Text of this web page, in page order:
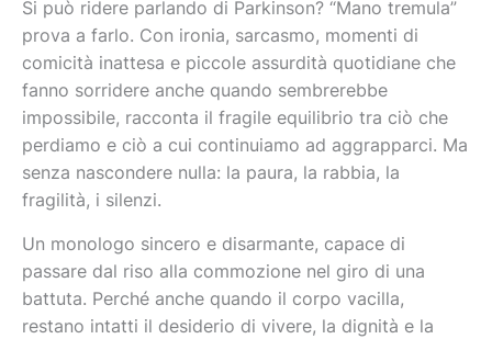
Si può ridere parlando di Parkinson? “Mano tremula”
prova a farlo. Con ironia, sarcasmo, momenti di
comicità inattesa e piccole assurdità quotidiane che
fanno sorridere anche quando sembrerebbe
impossibile, racconta il fragile equilibrio tra ciò che
perdiamo e ciò a cui continuiamo ad aggrapparci. Ma
senza nascondere nulla: la paura, la rabbia, la
fragilità, i silenzi.
Un monologo sincero e disarmante, capace di
passare dal riso alla commozione nel giro di una
battuta. Perché anche quando il corpo vacilla,
restano intatti il desiderio di vivere, la dignità e la